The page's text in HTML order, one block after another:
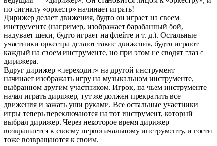
по сигналу «оркестр» начинает играть!
Дирижер делает движения, будто он играет на своем
инструменте (например, изображает барабанный бой,
надувает щеки, будто играет на флейте и т. д.). Остальные
участники оркестра делают такие движения, будто играют
каждый на своем инструменте, но при этом не сводят глаз с
дирижера.
Вдруг дирижер «переходит» на другой инструмент —
начинает изображать игру на музыкальном инструменте,
выбранном другим участником. Игрок, на чьем инструменте
начал играть дирижер, тут же должен прекратить все
движения и зажать уши руками. Все остальные участники
игры теперь переключаются на тот инструмент, который
выбрал дирижер. Через некоторое время дирижер
возвращается к своему первоначальному инструменту, и гости
тоже возвращаются к своим.